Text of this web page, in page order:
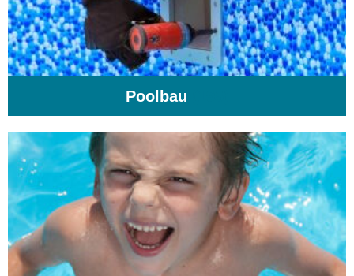
Poolbau